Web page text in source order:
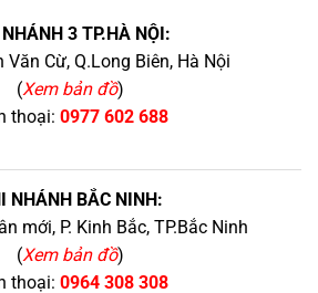
3 TP.HÀ NỘI:
Văn Cừ, Q.Long Biên, Hà Nội
(Xem bản đồ)
thoại: 0977 602 688
NHÁNH BẮC NINH:
mới, P. Kinh Bắc, TP.Bắc Ninh
(Xem bản đồ)
thoại: 0964 308 308